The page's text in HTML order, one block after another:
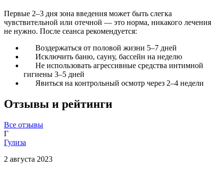
Первые 2–3 дня зона введения может быть слегка
чувствительной или отечной — это норма, никакого лечения
не нужно. После сеанса рекомендуется:
Воздержаться от половой жизни 5–7 дней
Исключить баню, сауну, бассейн на неделю
Не использовать агрессивные средства интимной
гигиены 3–5 дней
Явиться на контрольный осмотр через 2–4 недели
Отзывы и рейтинги
Все отзывы
Г
Гулиза
2 августа 2023